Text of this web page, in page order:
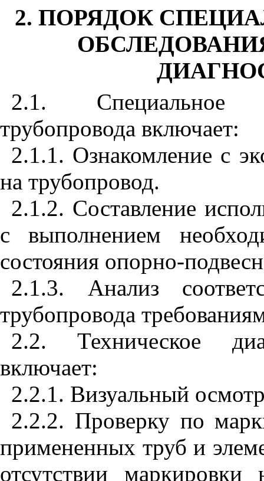
2. ПОРЯДОК
2.1. Специальное
трубопровода включает:
2.1.1. Ознакомление с
на трубопровод.
2.1.2. Составление
с выполнением
состояния опорно-
2.1.3. Анализ
трубопровода
2.2. Техническое
включает:
2.2.1. Визуальный
2.2.2. Проверку по
примененных труб и
отсутствии маркировки